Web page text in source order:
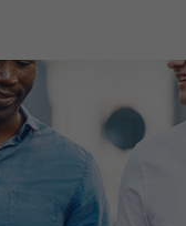
Inloggen xpertsuite